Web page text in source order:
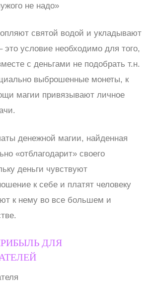
не надо»
святой водой и укладывают
это условие необходимо для того,
с деньгами не подобрать т.н.
выброшенные монеты, к
магии привязывают личное
денежной магии, найденная
«отблагодарит» своего
деньги чувствуют
к себе и платят человеку
к нему во все большем и
ДЛЯ